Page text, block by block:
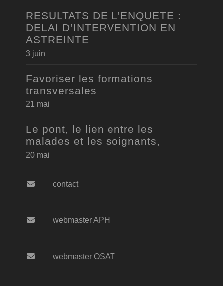
RESULTATS DE L’ENQUETE :
DELAI D’INTERVENTION EN
ASTREINTE
3 juin
Favoriser les formations
transversales
21 mai
Le pont, le lien entre les
malades et les soignants,
20 mai
contact
webmaster APH
webmaster OSAT